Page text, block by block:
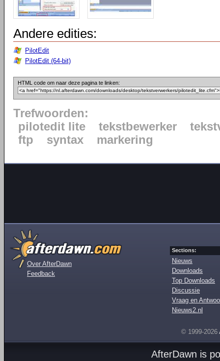
Andere edities:
PilotEdit
PilotEdit (64-bit)
HTML code om naar deze pagina te linken:
Trefwoorden:
pilotedit lite
tekstbewerker
ftp
syntax markering
Over AfterDawn
Feedback
Sections:
Nieuws
Downloads
Top Downloads
Discussie
Vraag en
Nieuws2.nl
© 1999-2026
AfterDawn is